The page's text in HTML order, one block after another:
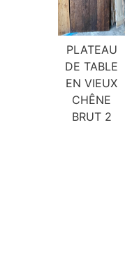
PLATEAU
DE TABLE
EN VIEUX
CHÊNE
BRUT 2